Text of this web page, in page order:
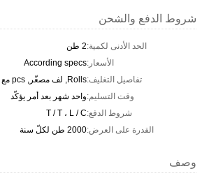
شروط الدفع والشحن
الحد الأدنى لكمية:2 طن
الأسعار:According specs
تفاصيل التغليف:Rolls, لف مصغّر, pcs مع polybag
وقت التسليم:واحد شهر بعد أمر يؤكّد
شروط الدفع:T / T ، L / C
القدرة على العرض:2000 طن لكلّ سنة
وصف